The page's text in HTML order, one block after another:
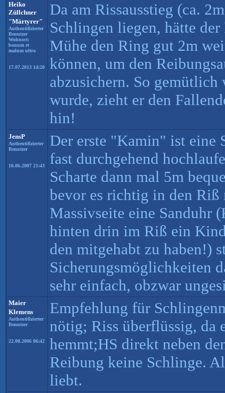
Heiko
Züllchner
"Märtyrer"
Authentifizierter
Benutzer
Wohnort:
bonum et
malum ultra
17.07.2013 14:20
Da am Rissausstieg (ca.
Schlingen liegen, hätte
Mühe den Ring gut 2m
können, um den
abzusichern. So gemütlich
wurde, zieht er den
hin!
JensP
Authentifizierter
Benutzer
10.06.2007 21:43
Der erste "Kamin" ist eine
fast durchgehend
Scharte dann mal 5m
bevor es richtig in den Riß
Massivseite eine Sanduhr
hinten drin im Riß ein
den mitgehabt zu haben!)
Sicherungsmöglichkeiten
sehr einfach, obzwar
Maier
Klemens
Authentifizierter
Benutzer
22.08.2006 06:42
Empfehlung für
nötig; Riss überflüssig, da
hemmt;HS direkt neben
Reibung keine Schlinge.
liebt.